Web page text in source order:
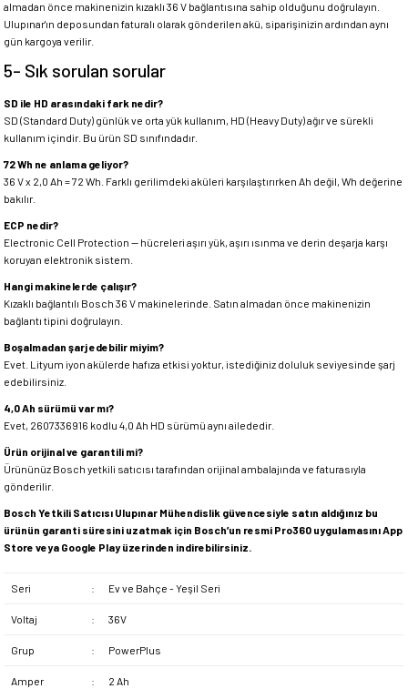
almadan önce makinenizin kızaklı 36 V bağlantısına sahip olduğunu doğrulayın.
Ulupınar'ın deposundan faturalı olarak gönderilen akü, siparişinizin ardından aynı
gün kargoya verilir.
5- Sık sorulan sorular
SD ile HD arasındaki fark nedir?
SD (Standard Duty) günlük ve orta yük kullanım, HD (Heavy Duty) ağır ve sürekli
kullanım içindir. Bu ürün SD sınıfındadır.
72 Wh ne anlama geliyor?
36 V x 2,0 Ah = 72 Wh. Farklı gerilimdeki aküleri karşılaştırırken Ah değil, Wh değerine
bakılır.
ECP nedir?
Electronic Cell Protection — hücreleri aşırı yük, aşırı ısınma ve derin deşarja karşı
koruyan elektronik sistem.
Hangi makinelerde çalışır?
Kızaklı bağlantılı Bosch 36 V makinelerinde. Satın almadan önce makinenizin
bağlantı tipini doğrulayın.
Boşalmadan şarj edebilir miyim?
Evet. Lityum iyon akülerde hafıza etkisi yoktur, istediğiniz doluluk seviyesinde şarj
edebilirsiniz.
4,0 Ah sürümü var mı?
Evet, 2607336916 kodlu 4,0 Ah HD sürümü aynı ailededir.
Ürün orijinal ve garantili mi?
Ürününüz Bosch yetkili satıcısı tarafından orijinal ambalajında ve faturasıyla
gönderilir.
Bosch Yetkili Satıcısı Ulupınar Mühendislik güvencesiyle satın aldığınız bu
ürünün garanti süresini uzatmak için Bosch’un resmi Pro360 uygulamasını App
Store veya Google Play üzerinden indirebilirsiniz.
Seri : Ev ve Bahçe - Yeşil Seri
Voltaj : 36V
Grup : PowerPlus
Amper : 2 Ah